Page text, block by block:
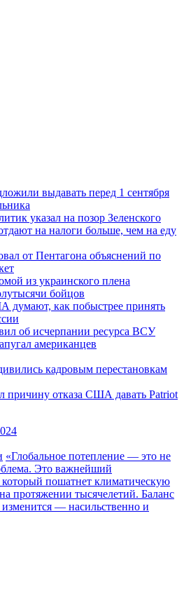
выдавать перед 1 сентября
указал на позор Зеленского
на налоги больше, чем на еду
от Пентагона объяснений по
из украинского плена
бойцов
думают, как побыстрее принять
об исчерпании ресурса ВСУ
американцев
кадровым перестановкам
причину отказа США давать Patriot
«Глобальное потепление — это не
Это важнейший
пошатнет климатическую
протяжении тысячелетий. Баланс
— насильственно и